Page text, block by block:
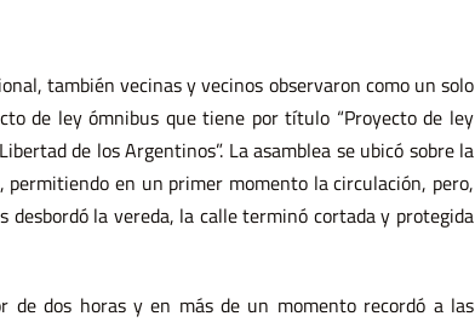
también vecinas y vecinos observaron como un solo
de ley ómnibus que tiene por título “Proyecto de ley
de los Argentinos”. La asamblea se ubicó sobre la
permitiendo en un primer momento la circulación, pero,
desbordó la vereda, la calle terminó cortada y protegida
de dos horas y en más de un momento recordó a las